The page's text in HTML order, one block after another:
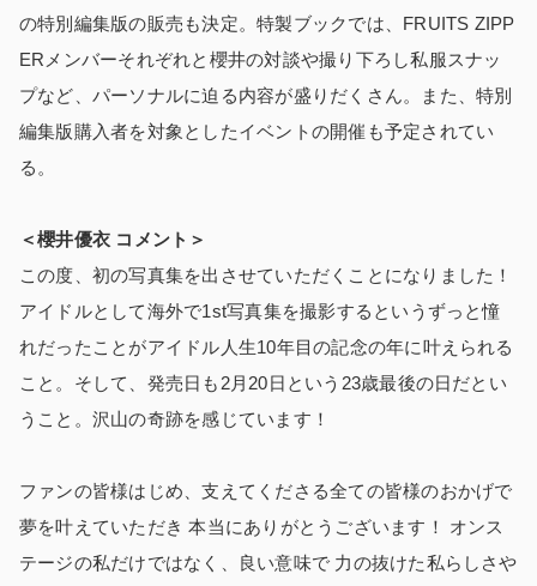
の特別編集版の販売も決定。特製ブックでは、FRUITS ZIPP
ERメンバーそれぞれと櫻井の対談や撮り下ろし私服スナッ
プなど、パーソナルに迫る内容が盛りだくさん。また、特別
編集版購入者を対象としたイベントの開催も予定されてい
る。
＜櫻井優衣 コメント＞
この度、初の写真集を出させていただくことになりました！
アイドルとして海外で1st写真集を撮影するというずっと憧
れだったことがアイドル人生10年目の記念の年に叶えられる
こと。そして、発売日も2月20日という23歳最後の日だとい
うこと。沢山の奇跡を感じています！
ファンの皆様はじめ、支えてくださる全ての皆様のおかげで
夢を叶えていただき 本当にありがとうございます！ オンス
テージの私だけではなく、良い意味で 力の抜けた私らしさや